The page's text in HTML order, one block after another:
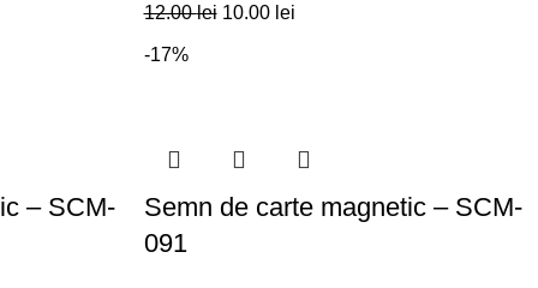
12.00lei 10.00 lei
– SCM-
-17%
Semn de carte magnetic – SCM-
091